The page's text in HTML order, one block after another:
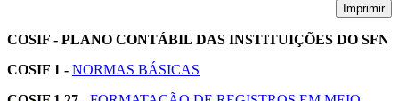
Imprimir
COSIF - PLANO CONTÁBIL DAS INSTITUIÇÕES DO SFN
COSIF 1 - NORMAS BÁSICAS